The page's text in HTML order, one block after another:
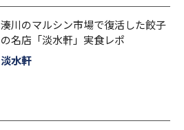
湊川のマルシン市場で復活した餃子
の名店「淡水軒」実食レポ
淡水軒